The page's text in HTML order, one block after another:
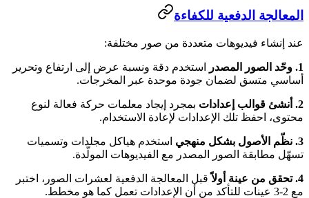
المعالجة الدفعية للكفاءة
عند إنشاء فيديوهات متعددة من صور مختلفة:
1. وحّد الصور المصدر
استخدم دقة ونسبة عرض إلى ارتفاع وتحرير
أساسي متسق لضمان جودة موحدة عبر المخرجات.
2. أنشئ قوالب إعدادات
بمجرد إيجاد معلمات حركة فعالة لنوع
محتوى، احفظ تلك الإعدادات لإعادة الاستخدام.
3. نظّم الأصول بشكل منهجي
استخدم هياكل مجلدات وتسميات
تسهّل مطابقة الصور المصدر مع الفيديوهات المولّدة.
4. تحقق من عينة أولاً
قبل المعالجة الدفعية لعشرات الصور، اختبر
مع 2-3 عينات للتأكد من أن الإعدادات تعمل كما هو مخطط.